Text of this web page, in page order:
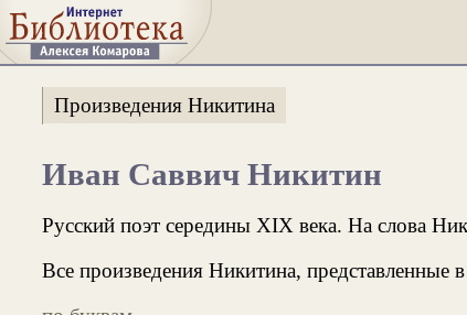
Произведения Никитина
Иван Саввич Никитин
Русский поэт середины XIX века. На слова
Все произведения Никитина, представленные